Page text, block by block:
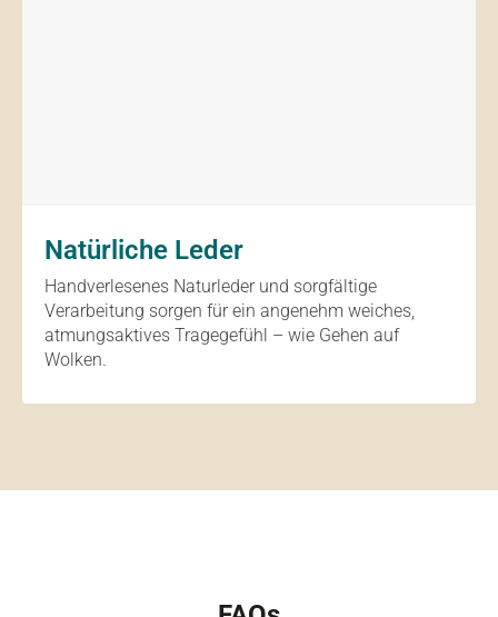
Natürliche Leder
Handverlesenes Naturleder und sorgfältige
Verarbeitung sorgen für ein angenehm weiches,
atmungsaktives Tragegefühl – wie Gehen auf
Wolken.